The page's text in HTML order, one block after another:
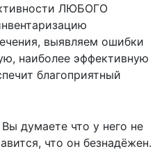
ЛЮБОГО
выявляем ошибки
наиболее эффективную
благоприятный
Вы думаете что у него не
что он безнадёжен.